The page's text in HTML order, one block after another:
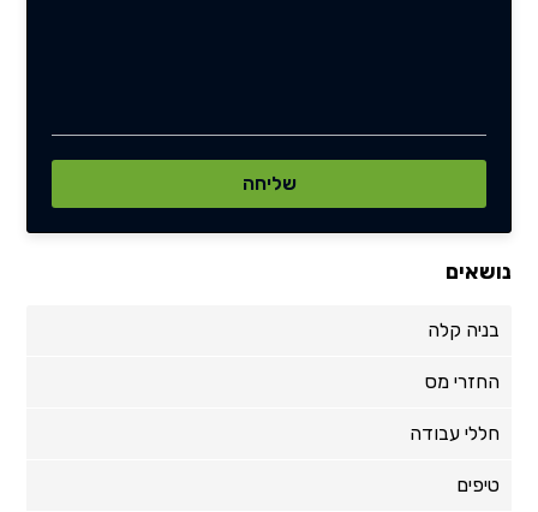
נושאים
בניה קלה
החזרי מס
חללי עבודה
טיפים